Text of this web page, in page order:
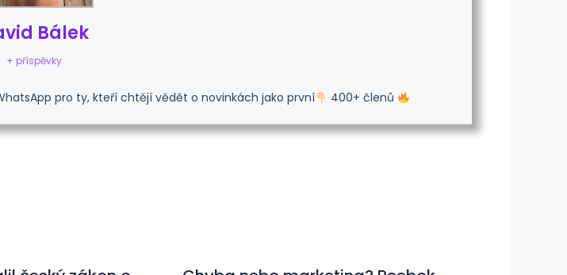
Bálek
+ příspěvky
pro ty, kteří chtějí vědět o novinkách jako první 400+ členů